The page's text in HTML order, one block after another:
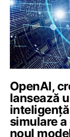
OpenAI,
lansează
simulare
noul